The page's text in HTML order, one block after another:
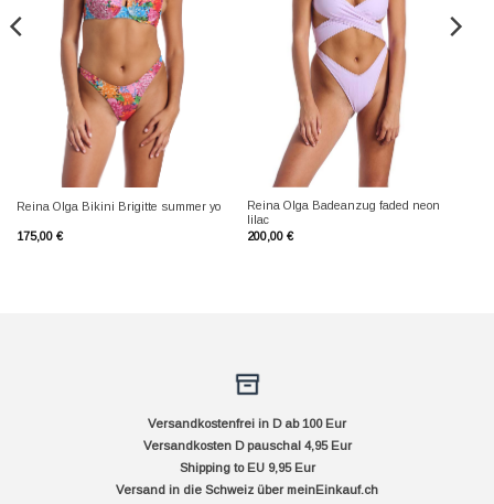
Reina Olga Bikini Brigitte summer yo
175,00 €
Reina Olga Badeanzug faded neon
lilac
200,00 €
Versandkostenfrei in D ab 100 Eur
Versandkosten D pauschal 4,95 Eur
Shipping to EU 9,95 Eur
Versand in die Schweiz über meinEinkauf.ch